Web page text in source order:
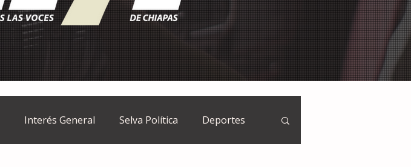
Interés General Selva Política Deportes